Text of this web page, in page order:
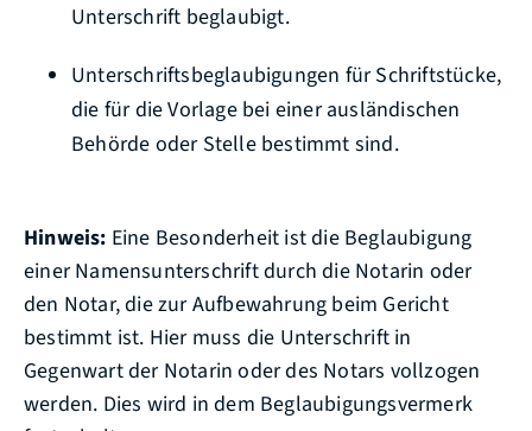
Unterschrift beglaubigt.
Unterschriftsbeglaubigungen für Schriftstücke,
die für die Vorlage bei einer ausländischen
Behörde oder Stelle bestimmt sind.
Hinweis: Eine Besonderheit ist die Beglaubigung
einer Namensunterschrift durch die Notarin oder
den Notar, die zur Aufbewahrung beim Gericht
bestimmt ist. Hier muss die Unterschrift in
Gegenwart der Notarin oder des Notars vollzogen
werden. Dies wird in dem Beglaubigungsvermerk